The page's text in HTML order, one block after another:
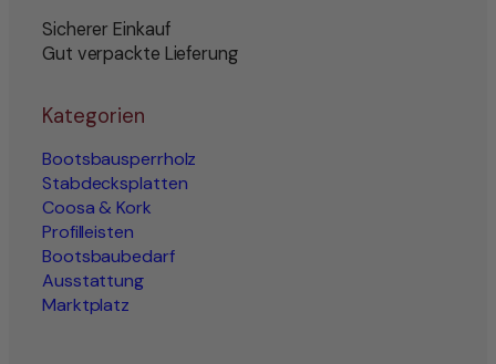
Sicherer Einkauf
Gut verpackte Lieferung
Kategorien
Bootsbausperrholz
Stabdecksplatten
Coosa & Kork
Profilleisten
Bootsbaubedarf
Ausstattung
Marktplatz